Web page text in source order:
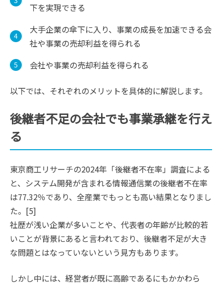
下を実現できる
大手企業の傘下に入り、事業の成長を加速できる会
社や事業の売却利益を得られる
会社や事業の売却利益を得られる
以下では、それぞれのメリットを具体的に解説します。
後継者不足の会社でも事業承継を行え
る
東京商工リサーチの2024年「後継者不在率」調査による
と、システム開発が含まれる情報通信業の後継者不在率
は77.32％であり、全産業でもっとも高い結果となりまし
た。[5]
社歴が浅い企業が多いことや、代表者の年齢が比較的若
いことが背景にあると言われており、後継者不足が大き
な問題とはなっていないという見方もあります。
しかし中には、経営者が既に高齢であるにもかかわら